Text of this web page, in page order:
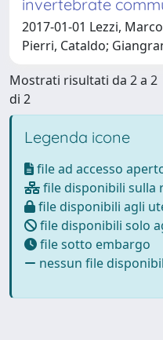
invertebrate
2017-01-01 Lezzi,
Pierri, Cataldo;
Mostrati risultati da 2 a 2
di 2
Legenda icone
file ad accesso
file disponibili sulla
file disponibili agli
file disponibili solo
file sotto embargo
nessun file